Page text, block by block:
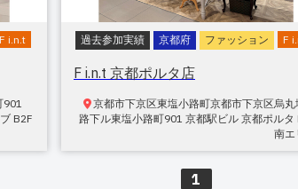
F i.n.t
901
B2F
過去参加実績 京都府 ファッション F
F i.n.t 京都ポルタ店
京都市下京区東塩小路町京都市下京区烏丸
路下ル東塩小路町901 京都駅ビル 京都ポルタ
南エ
1